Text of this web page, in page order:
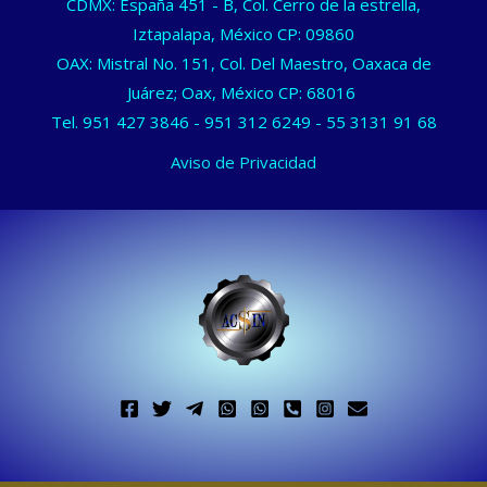
CDMX: España 451 - B, Col. Cerro de la estrella,
Iztapalapa, México CP: 09860
OAX: Mistral No. 151, Col. Del Maestro, Oaxaca de
Juárez; Oax, México CP: 68016
Tel. 951 427 3846 - 951 312 6249 - 55 3131 91 68
Aviso de Privacidad